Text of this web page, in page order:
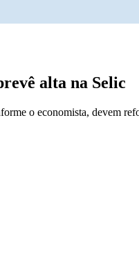
alta na Selic
o economista, devem